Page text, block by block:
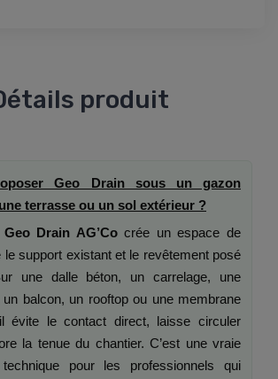
produit
Geo Drain sous un gazon
terrasse ou un sol extérieur ?
Geo Drain AG’Cocrée un espace de
le support existant et le revêtement posé
une dalle béton, un carrelage, une
balcon, un rooftop ou une membrane
il évite le contact direct, laisse circuler
la tenue du chantier. C’est une vraie
pour les professionnels qui